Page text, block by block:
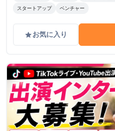
スタートアップ ベンチャー
gradeお気に入り